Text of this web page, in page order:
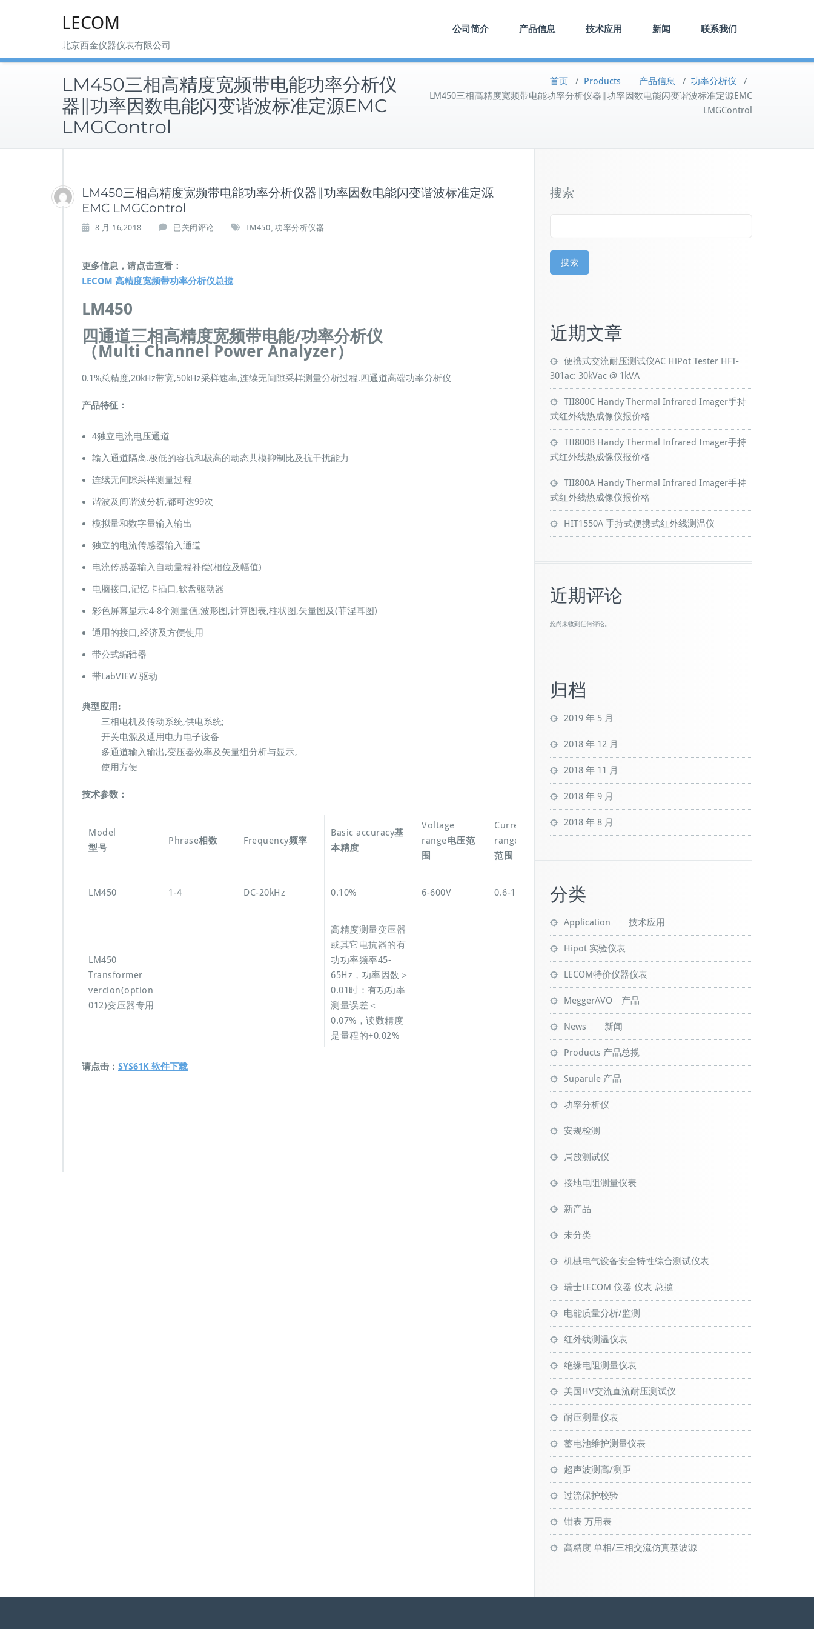
LECOM
北京西金仪器仪表有限公司
公司简介 产品信息 技术应用 新闻 联系我们
LM450三相高精度宽频带电能功率分析仪
器∥功率因数电能闪变谐波标准定源EMC
LMGControl
首页 / Products 产品信息 / 功率分析仪 /
LM450三相高精度宽频带电能功率分析仪器∥功率因数电能闪变谐波标准定源EMC
LMGControl
LM450三相高精度宽频带电能功率分析仪器∥功率因数电能闪变谐波标准定源
EMC LMGControl
8 月 16,2018
L
5
0
三
度
宽
频
带
电
仪
∥
率
因
数
电
闪
谐
标
准
定
G
C
o
已关闭评论 LM450 功率分析仪器
更多信息，请点击查看：
LECOM 高精度宽频带功率分析仪总揽
LM450
四通道三相高精度宽频带电能/功率分析仪
（Multi Channel Power Analyzer）
0.1%总精度,20kHz带宽,50kHz采样速率,连续无间隙采样测量分析过程.四通道高端功率分析仪
产品特征：
4独立电流电压通道
输入通道隔离.极低的容抗和极高的动态共模抑制比及抗干扰能力
连续无间隙采样测量过程
谐波及间谐波分析,都可达99次
模拟量和数字量输入输出
独立的电流传感器输入通道
电流传感器输入自动量程补偿(相位及幅值)
电脑接口,记忆卡插口,软盘驱动器
彩色屏幕显示:4-8个测量值,波形图,计算图表,柱状图,矢量图及(菲涅耳图)
通用的接口,经济及方便使用
带公式编辑器
带LabVIEW 驱动
典型应用:
三相电机及传动系统,供电系统;
开关电源及通用电力电子设备
多通道输入输出,变压器效率及矢量组分析与显示。
使用方便
技术参数：
Model
型号
Phrase相数 Frequency频率
Basic accuracy基
本精度
Voltage
range电压范
围
Current
range
范围
LM450 1-4 DC-20kHz 0.10% 6-600V 0.6-16A
Printer Process
LM450
Transformer
vercion(option
012)变压器专用
高精度测量变压器
或其它电抗器的有
功功率频率45-
65Hz，功率因数＞
0.01时：有功功率
测量误差＜
0.07%，读数精度
是量程的+0.02%
请点击： SYS61K 软件下载
搜索
搜索
近期文章
便携式交流耐压测试仪AC HiPot Tester HFT-
301ac: 30kVac @ 1kVA
TII800C Handy Thermal Infrared Imager手持
式红外线热成像仪报价格
TII800B Handy Thermal Infrared Imager手持
式红外线热成像仪报价格
TII800A Handy Thermal Infrared Imager手持
式红外线热成像仪报价格
HIT1550A 手持式便携式红外线测温仪
近期评论
您尚未收到任何评论。
归档
2019 年 5 月
2018 年 12 月
2018 年 11 月
2018 年 9 月
2018 年 8 月
分类
Application 技术应用
Hipot 实验仪表
LECOM特价仪器仪表
MeggerAVO 产品
News 新闻
Products 产品总揽
Suparule 产品
功率分析仪
安规检测
局放测试仪
接地电阻测量仪表
新产品
未分类
机械电气设备安全特性综合测试仪表
瑞士LECOM 仪器 仪表 总揽
电能质量分析/监测
红外线测温仪表
绝缘电阻测量仪表
美国HV交流直流耐压测试仪
耐压测量仪表
蓄电池维护测量仪表
超声波测高/测距
过流保护校验
钳表 万用表
高精度 单相/三相交流仿真基波源